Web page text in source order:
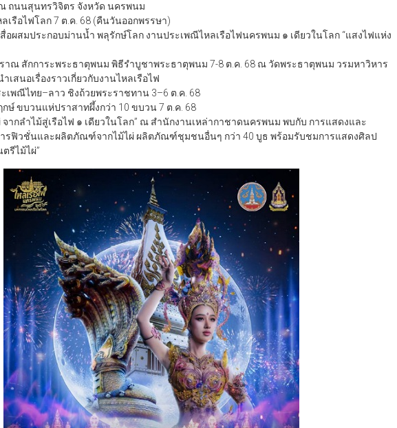
ถนนสุนทรวิจิตร จังหวัด นครพนม
เรือไฟโลก 7 ต.ค. 68 (คืนวันออกพรรษา)
สื่อผสมประกอบม่านน้ำ พลุรักษ์โลก งานประเพณีไหลเรือไฟนครพนม ๑ เดียวในโลก “แสงไฟแห่ง
ราณ สักการะพระธาตุพนม พิธีรำบูชาพระธาตุพนม 7-8 ต.ค. 68 ณ วัดพระธาตุพนม วรมหาวิหาร
เสนอเรื่องราวเกี่ยวกับงานไหลเรือไฟ
เพณีไทย–ลาว ชิงถ้วยพระราชทาน 3–6 ต.ค. 68
ษ์ ขบวนแห่ปราสาทผึ้งกว่า 10 ขบวน 7 ต.ค. 68
จากลำไม้สู่เรือไฟ ๑ เดียวในโลก” ณ สำนักงานเหล่ากาชาดนครพนม พบกับ การแสดงและ
ารฟิวชั่นและผลิตภัณฑ์จากไม้ไผ่ ผลิตภัณฑ์ชุมชนอื่นๆ กว่า 40 บูธ พร้อมรับชมการแสดงศิลป
รีไม้ไผ่”